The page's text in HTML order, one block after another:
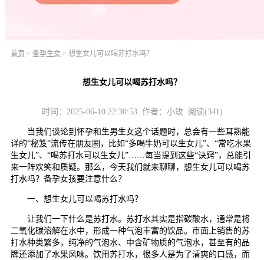
首页 > 备孕生女 > 想生女儿可以喝苏打水吗？
想生女儿可以喝苏打水吗？
时间：2025-06-10 22:30:53 作者：小玫 阅读(341)
当我们谈论到怀孕和生男生女这个话题时，总会有一些耳熟能
详的“秘笈”流传在朋友圈，比如“多喝牛奶可以生女儿”、“常吃水果
生女儿”、“喝苏打水可以生女儿”……每当提到这些“诀窍”，总能引
来一阵欢笑和质疑。那么，今天我们就来聊聊，想生女儿可以喝苏
打水吗？备孕女孩要注意什么？
一、想生女儿可以喝苏打水吗？
让我们一下什么是苏打水。苏打水其实是指碳酸水，通常是将
二氧化碳溶解在水中，形成一种气泡丰富的饮品。市面上销售的苏
打水种类繁多，纯净的气泡水、中含矿物质的气泡水，甚至有的品
牌还添加了水果风味。饮用苏打水，很多人是为了清爽的口感，而